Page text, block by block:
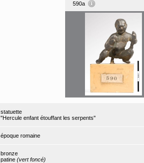
590a
statuette
"Hercule enfant étouffant les serpents"
époque romaine
bronze
patine (vert foncé)